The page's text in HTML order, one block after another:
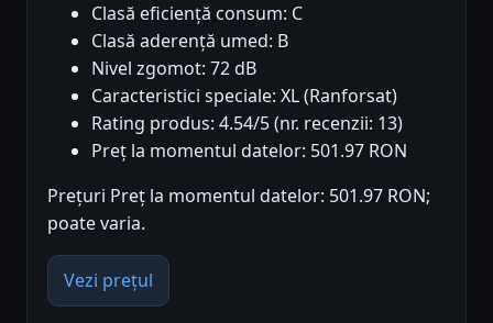
Clasă eficiență consum: C
Clasă aderență umed: B
Nivel zgomot: 72 dB
Caracteristici speciale: XL (Ranforsat)
Rating produs: 4.54/5 (nr. recenzii: 13)
Preț la momentul datelor: 501.97 RON
Prețuri Preț la momentul datelor: 501.97 RON;
poate varia.
Vezi prețul